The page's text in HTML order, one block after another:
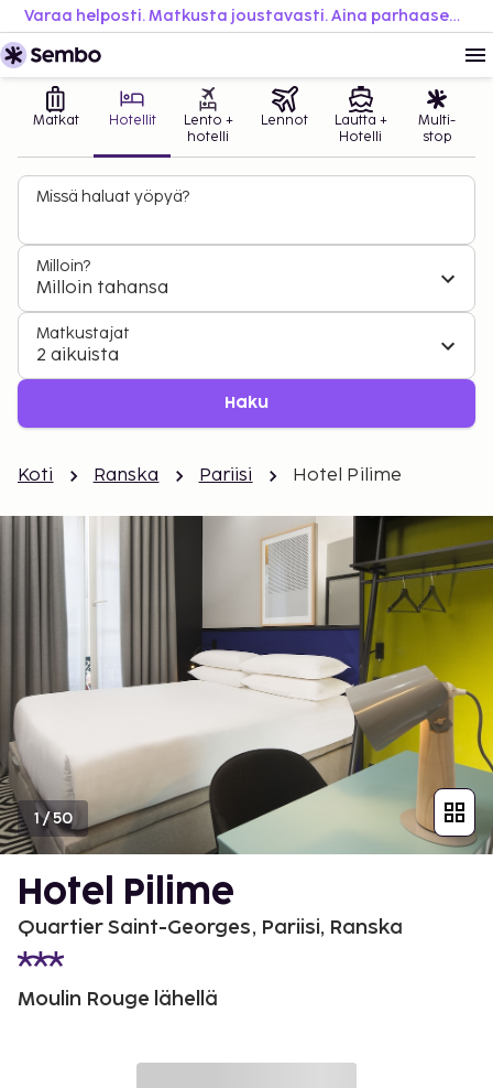
Varaa helposti. Matkusta joustavasti. Aina parhaaseen hintaan.
Matkat Hotellit
Lento +
hotelli
Lennot
Lautta +
Hotelli
Multi-
stop
Missä haluat yöpyä?
Milloin?
Milloin tahansa
Matkustajat
2 aikuista
Haku
Koti Ranska Pariisi Hotel Pilime
1/50
Hotel Pilime
Quartier Saint-Georges, Pariisi, Ranska
Moulin Rouge lähellä